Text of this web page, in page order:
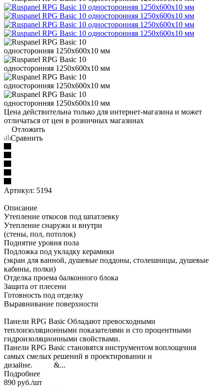
Цена действительна только для интернет-магазина и может
отличаться от цен в розничных магазинах
Отложить
Сравнить
Артикул: 5194
Описание
Утепление откосов под шпатлевку
Утепление снаружи и внутри
(стены, пол, потолок)
Поднятие уровня пола
Подложка под укладку керамики
(экран для ванной, душевые поддоны, столешницы, душевые
кабины, полки)
Отделка проема балконного блока
Защита от плесени
Готовность под отделку
Выравнивание поверхности
Панели RPG Basic Обладают превосходными
теплоизоляционными показателями и сто процентными
гидроизоляционными свойствами.
Панели RPG Basic становятся инструментом воплощения
самых смелых решений в проектировании и
дизайне. &...
Подробнее
890 руб./шт